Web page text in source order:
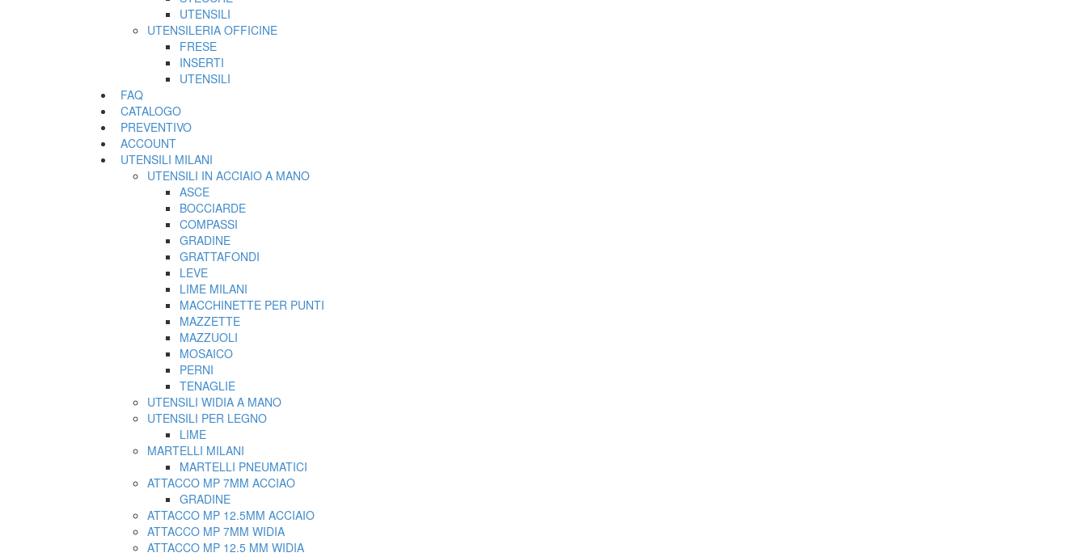
UTENSILI
UTENSILERIA OFFICINE
FRESE
INSERTI
UTENSILI
FAQ
CATALOGO
PREVENTIVO
ACCOUNT
UTENSILI MILANI
UTENSILI IN ACCIAIO A MANO
ASCE
BOCCIARDE
COMPASSI
GRADINE
GRATTAFONDI
LEVE
LIME MILANI
MACCHINETTE PER PUNTI
MAZZETTE
MAZZUOLI
MOSAICO
PERNI
TENAGLIE
UTENSILI WIDIA A MANO
UTENSILI PER LEGNO
LIME
MARTELLI MILANI
MARTELLI PNEUMATICI
ATTACCO MP 7MM ACCIAO
GRADINE
ATTACCO MP 12.5MM ACCIAIO
ATTACCO MP 7MM WIDIA
ATTACCO MP 12.5 MM WIDIA